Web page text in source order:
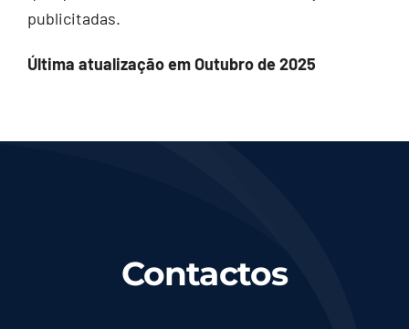
publicitadas.
Última atualização em Outubro de 2025
Contactos